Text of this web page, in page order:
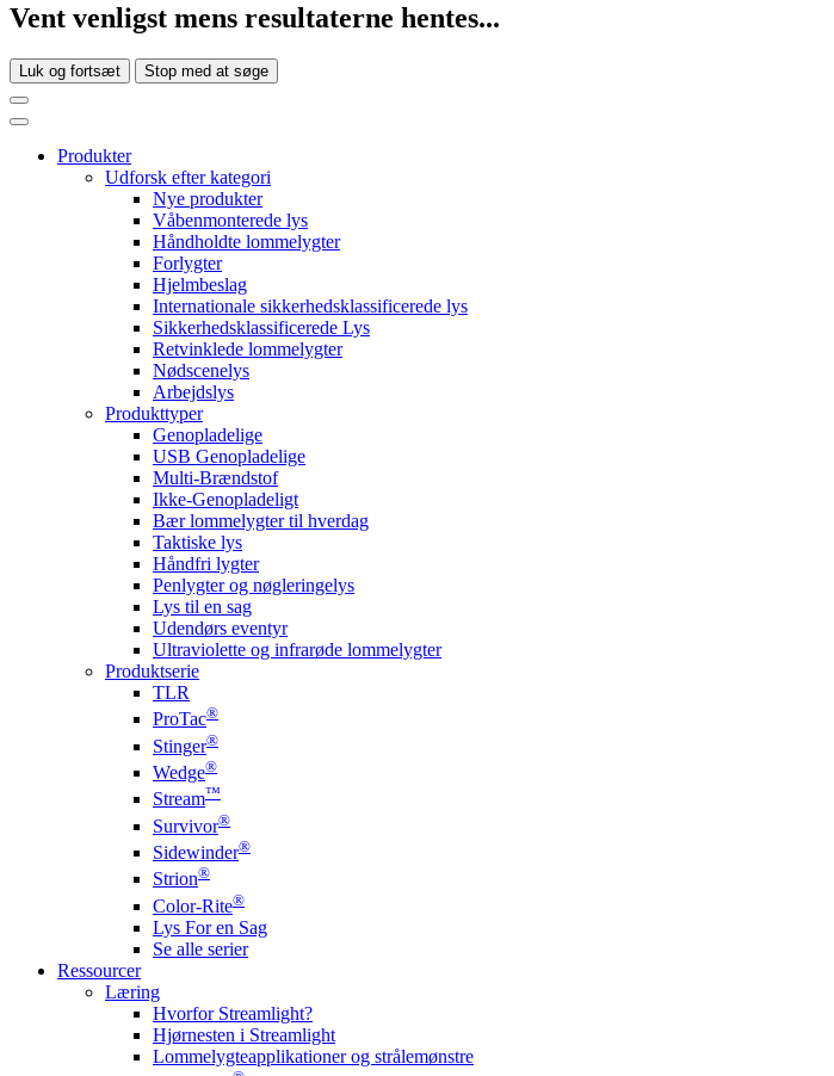
Vent venligst mens resultaterne hentes...
Luk og fortsæt Stop med at søge
Produkter
Udforsk efter kategori
Nye produkter
Våbenmonterede lys
Håndholdte lommelygter
Forlygter
Hjelmbeslag
Internationale sikkerhedsklassificerede lys
Sikkerhedsklassificerede Lys
Retvinklede lommelygter
Nødscenelys
Arbejdslys
Produkttyper
Genopladelige
USB Genopladelige
Multi-Brændstof
Ikke-Genopladeligt
Bær lommelygter til hverdag
Taktiske lys
Håndfri lygter
Penlygter og nøgleringelys
Lys til en sag
Udendørs eventyr
Ultraviolette og infrarøde lommelygter
Produktserie
TLR
ProTac®
Stinger®
Wedge®
Stream™
Survivor®
Sidewinder®
Strion®
Color-Rite®
Lys For en Sag
Se alle serier
Ressourcer
Læring
Hvorfor Streamlight?
Hjørnesten i Streamlight
Lommelygteapplikationer og strålemønstre